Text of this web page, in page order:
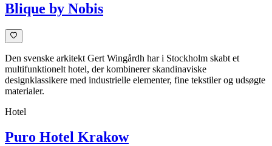
Blique by Nobis
Den svenske arkitekt Gert Wingårdh har i Stockholm skabt et
multifunktionelt hotel, der kombinerer skandinaviske
designklassikere med industrielle elementer, fine tekstiler og udsøgte
materialer.
Hotel
Puro Hotel Krakow